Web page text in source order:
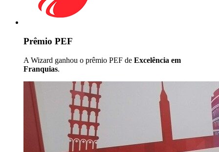
Prêmio PEF
A Wizard ganhou o prêmio PEF de Excelência em
Franquias.